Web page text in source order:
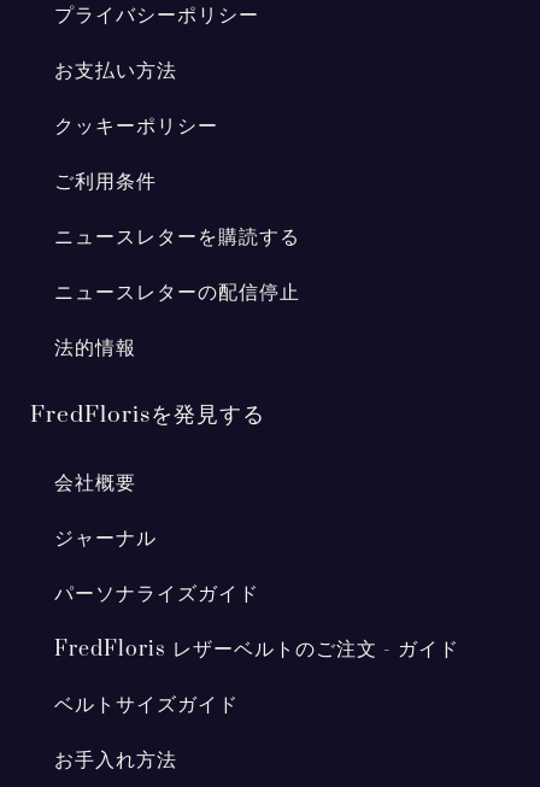
プライバシーポリシー
お支払い方法
クッキーポリシー
ご利用条件
ニュースレターを購読する
ニュースレターの配信停止
法的情報
FredFlorisを発見する
会社概要
ジャーナル
パーソナライズガイド
FredFloris レザーベルトのご注文 - ガイド
ベルトサイズガイド
お手入れ方法